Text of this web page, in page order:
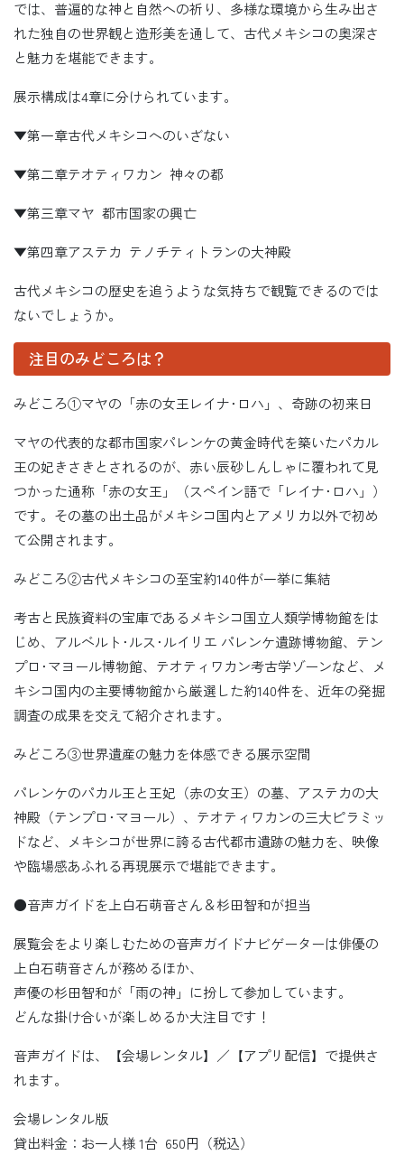
では、普遍的な神と自然への祈り、多様な環境から生み出さ
れた独自の世界観と造形美を通して、古代メキシコの奥深さ
と魅力を堪能できます。
展示構成は4章に分けられています。
▼第一章古代メキシコへのいざない
▼第二章テオティワカン 神々の都
▼第三章マヤ 都市国家の興亡
▼第四章アステカ テノチティトランの大神殿
古代メキシコの歴史を追うような気持ちで観覧できるのでは
ないでしょうか。
注目のみどころは？
みどころ①マヤの「赤の女王レイナ･ロハ」、奇跡の初来日
マヤの代表的な都市国家パレンケの黄金時代を築いたパカル
王の妃きさきとされるのが、赤い辰砂しんしゃに覆われて見
つかった通称「赤の女王」（スペイン語で「レイナ･ロハ」）
です。その墓の出土品がメキシコ国内とアメリカ以外で初め
て公開されます。
みどころ②古代メキシコの至宝約140件が一挙に集結
考古と民族資料の宝庫であるメキシコ国立人類学博物館をは
じめ、アルベルト･ルス･ルイリエ パレンケ遺跡博物館、テン
プロ･マヨール博物館、テオティワカン考古学ゾーンなど、メ
キシコ国内の主要博物館から厳選した約140件を、近年の発掘
調査の成果を交えて紹介されます。
みどころ③世界遺産の魅力を体感できる展示空間
パレンケのパカル王と王妃（赤の女王）の墓、アステカの大
神殿（テンプロ･マヨール）、テオティワカンの三大ピラミッ
ドなど、メキシコが世界に誇る古代都市遺跡の魅力を、映像
や臨場感あふれる再現展示で堪能できます。
●音声ガイドを上白石萌音さん＆杉田智和が担当
展覧会をより楽しむための音声ガイドナビゲーターは俳優の
上白石萌音さんが務めるほか、
声優の杉田智和が「雨の神」に扮して参加しています。
どんな掛け合いが楽しめるか大注目です！
音声ガイドは、【会場レンタル】／【アプリ配信】で提供さ
れます。
会場レンタル版
貸出料金：お一人様 1台 650円（税込）